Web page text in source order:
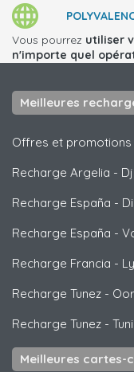
Vous pourrez utiliser
n'importe quel
Meilleures
Offres et
Recharge Argelia -
Recharge España -
Recharge España -
Recharge Francia -
Recharge Tunez -
Recharge Tunez -
Meilleures cartes-